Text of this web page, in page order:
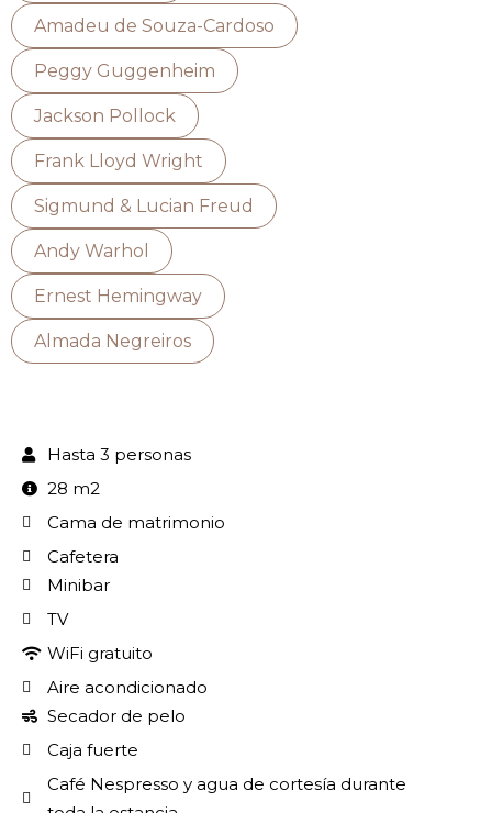
Amadeu de Souza-Cardoso
Peggy Guggenheim
Jackson Pollock
Frank Lloyd Wright
Sigmund & Lucian Freud
Andy Warhol
Ernest Hemingway
Almada Negreiros
Hasta 3 personas
28 m2
Cama de matrimonio
Cafetera
Minibar
TV
WiFi gratuito
Aire acondicionado
Secador de pelo
Caja fuerte
Café Nespresso y agua de cortesía durante